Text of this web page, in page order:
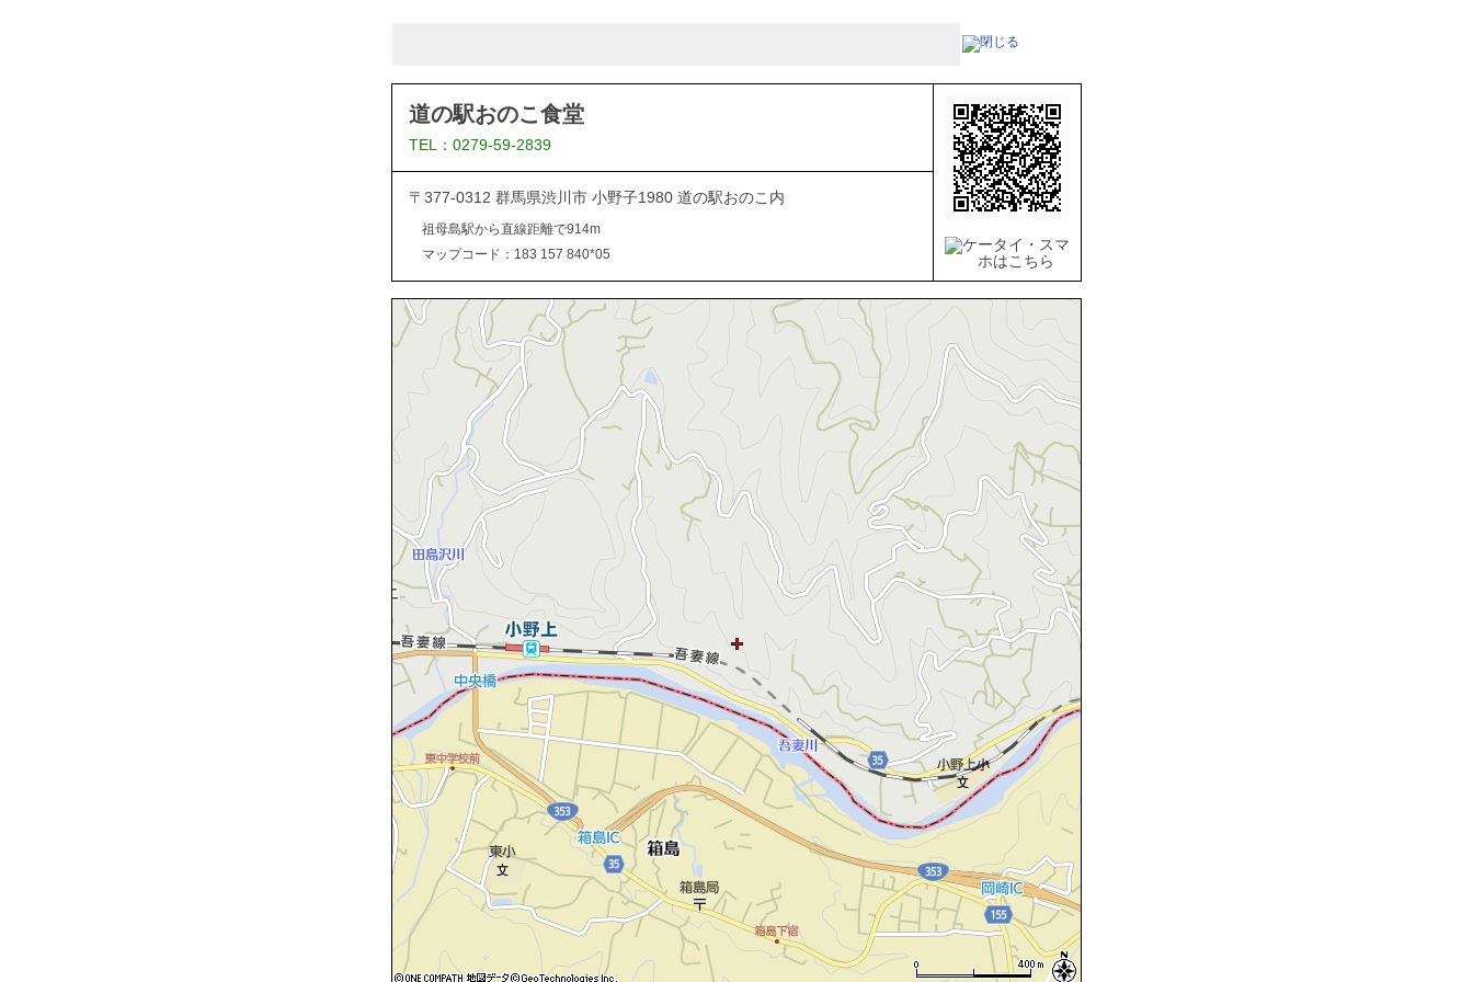
道の駅おのこ食堂
TEL：0279-59-2839
〒377-0312 群馬県渋川市 小野子1980 道の駅おのこ内
祖母島駅から直線距離で914m
マップコード：183 157 840*05